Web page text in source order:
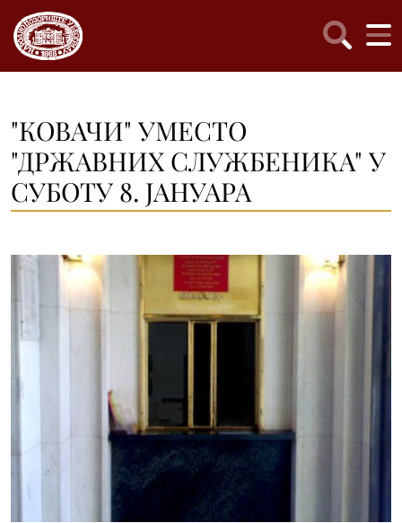
"КОВАЧИ" УМЕСТО
"ДРЖАВНИХ СЛУЖБЕНИКА" У
СУБОТУ 8. ЈАНУАРА